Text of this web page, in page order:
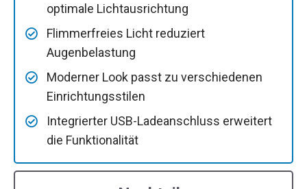
optimale Lichtausrichtung
Flimmerfreies Licht reduziert
Augenbelastung
Moderner Look passt zu verschiedenen
Einrichtungsstilen
Integrierter USB-Ladeanschluss erweitert
die Funktionalität